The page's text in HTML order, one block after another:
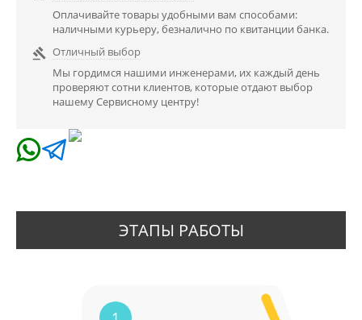
Оплачивайте товары удобными вам способами:
наличными курьеру, безналично по квитанции банка.
 Отличный выбор
Мы гордимся нашими инженерами, их каждый день
проверяют сотни клиентов, которые отдают выбор
нашему Сервисному центру!
ЭТАПЫ РАБОТЫ